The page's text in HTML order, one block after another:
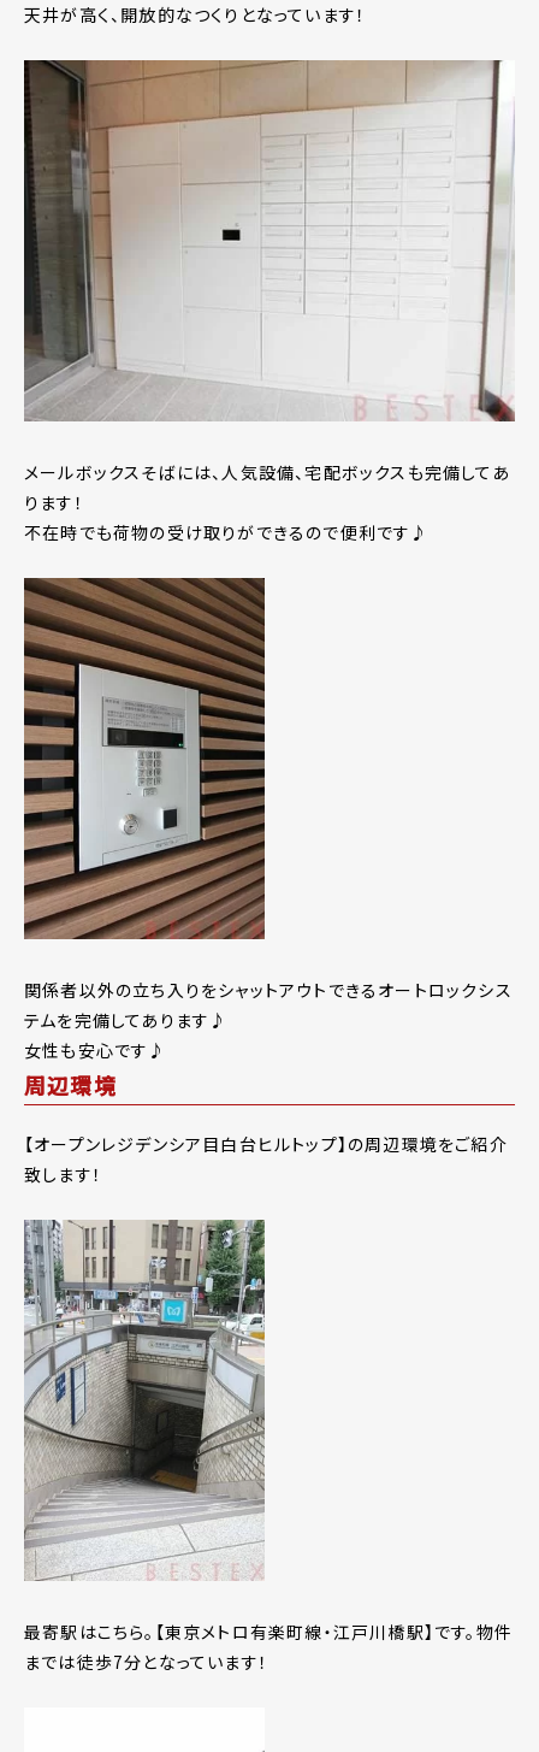
天井が高く、開放的なつくりとなっています！
メールボックスそばには、人気設備、宅配ボックスも完備してあ
ります！
不在時でも荷物の受け取りができるので便利です♪
関係者以外の立ち入りをシャットアウトできるオートロックシス
テムを完備してあります♪
女性も安心です♪
周辺環境
【オープンレジデンシア目白台ヒルトップ】の周辺環境をご紹介
致します！
最寄駅はこちら。【東京メトロ有楽町線・江戸川橋駅】です。物件
までは徒歩7分となっています！